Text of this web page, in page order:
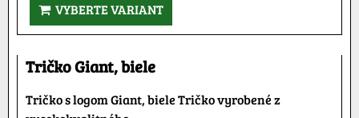
VYBERTE VARIANT
Tričko Giant, biele
Tričko s logom Giant, biele Tričko vyrobené z